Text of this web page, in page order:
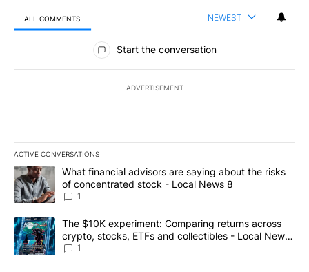
ALL COMMENTS NEWEST
All Comments
Start the conversation
ADVERTISEMENT
ACTIVE CONVERSATIONS
The following is a list of the most commented articles in the last
A trending article titled "What financial advisors are saying
What financial advisors are saying about the risks
of concentrated stock - Local News 8
1
A trending article titled "The $10K experiment: Comparing
The $10K experiment: Comparing returns across
crypto, stocks, ETFs and collectibles - Local News
8
1